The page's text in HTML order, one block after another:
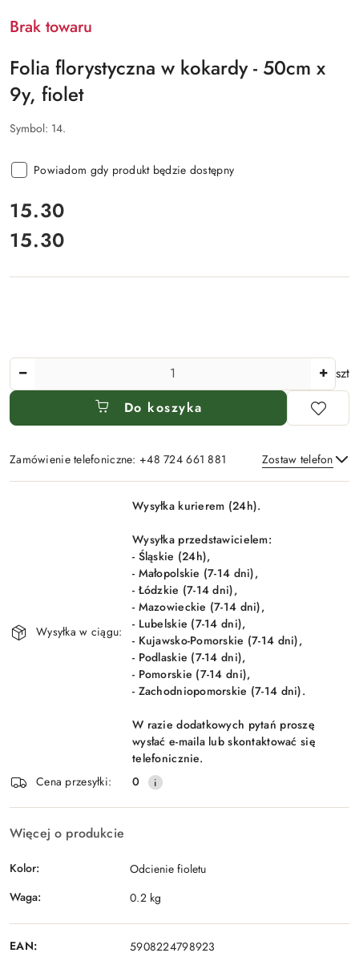
Brak towaru
Folia florystyczna w kokardy - 50cm x
9y, fiolet
Symbol: 14.
Powiadom gdy produkt będzie dostępny
cena:
15.30
Cena:
15.30
Ilość
szt
Do koszyka
Zamówienie telefoniczne: +48 724 661 881 Zostaw telefon
Wyślij
Dostępność
Wysyłka w ciągu:
Wysyłka kurierem (24h).
Wysyłka przedstawicielem:
- Śląskie (24h),
- Małopolskie (7-14 dni),
- Łódzkie (7-14 dni),
- Mazowieckie (7-14 dni),
- Lubelskie (7-14 dni),
- Kujawsko-Pomorskie (7-14 dni),
- Podlaskie (7-14 dni),
- Pomorskie (7-14 dni),
- Zachodniopomorskie (7-14 dni).
W razie dodatkowych pytań proszę
wysłać e-maila lub skontaktować się
telefonicznie.
Cena przesyłki:
0
Więcej o produkcie
Kolor:
Odcienie fioletu
Waga:
0.2 kg
EAN: 5908224798923